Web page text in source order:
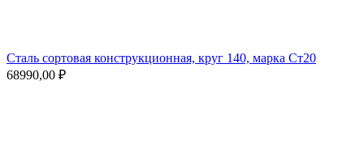
Сталь сортовая конструкционная, круг 140, марка Ст20
68990,00 ₽